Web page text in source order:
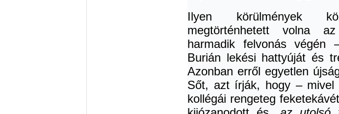
Ilyen körülmények
megtörténhetett volna
harmadik felvonás végén
Burián lekési hattyúját és
Azonban erről egyetlen
Sőt, azt írják, hogy – mivel
kollégái rengeteg